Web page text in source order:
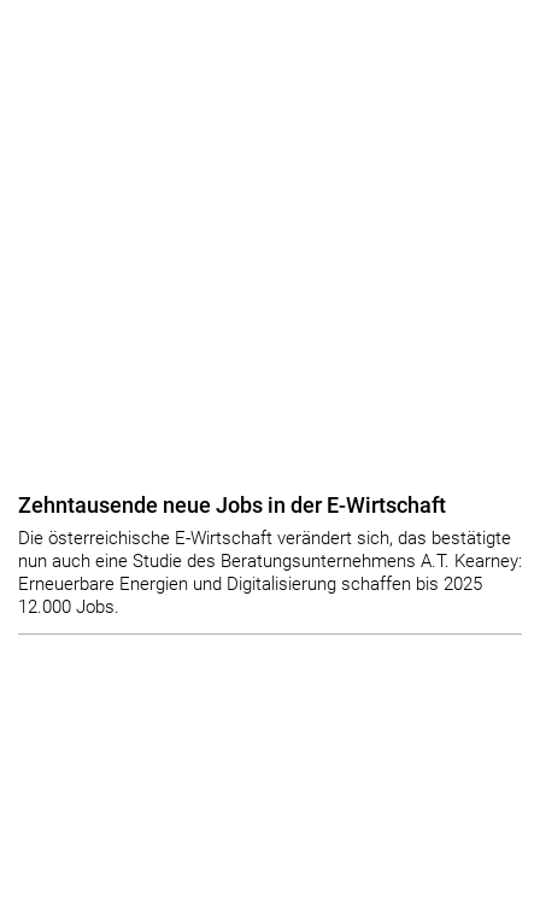
Zehntausende neue Jobs in der E-Wirtschaft
Die österreichische E-Wirtschaft verändert sich, das bestätigte
nun auch eine Studie des Beratungsunternehmens A.T. Kearney:
Erneuerbare Energien und Digitalisierung schaffen bis 2025
12.000 Jobs.